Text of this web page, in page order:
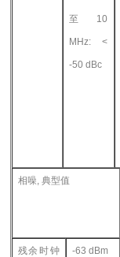
至 10
MHz: <
-50 dBc
相噪, 典型值
残余时钟 -63 dBm